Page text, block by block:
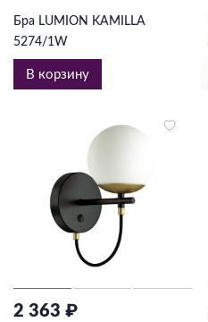
Бра LUMION KAMILLA
5274/1W
В корзину
2 363 ₽